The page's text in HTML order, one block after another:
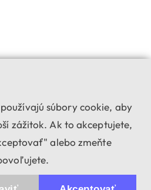
súbory cookie, aby
zážitok. Ak to akceptujete,
alebo zmeňte